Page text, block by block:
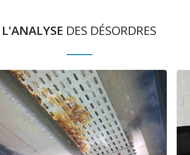
L'ANALYSE DES DÉSORDRES